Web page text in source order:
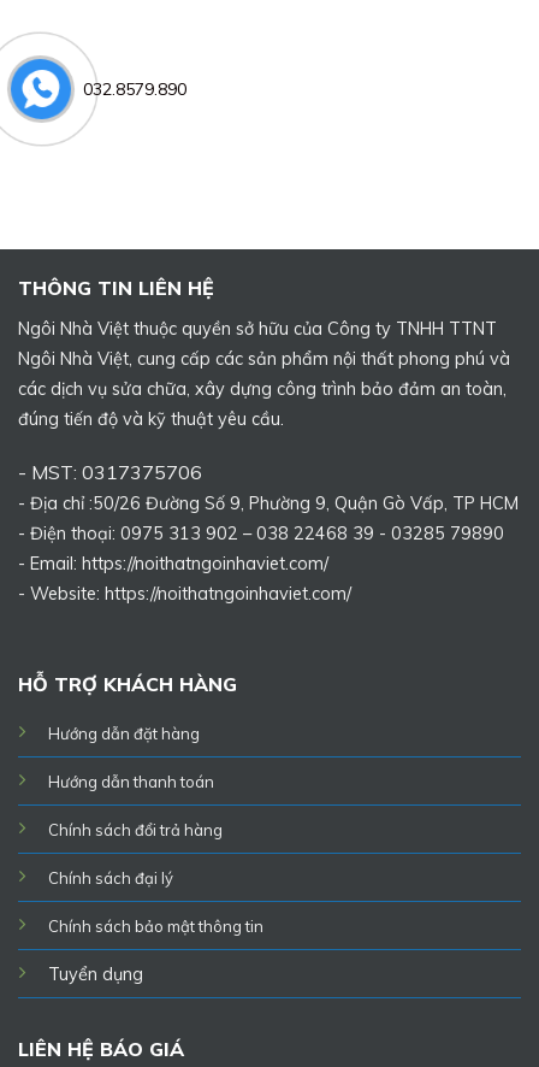
THÔNG TIN LIÊN HỆ
Ngôi Nhà Việt thuộc quyền sở hữu của Công ty TNHH TTNT
Ngôi Nhà Việt, cung cấp các sản phẩm nội thất phong phú và
các dịch vụ sửa chữa, xây dựng công trình bảo đảm an toàn,
đúng tiến độ và kỹ thuật yêu cầu.
- MST: 0317375706
- Địa chỉ :50/26 Đường Số 9, Phường 9, Quận Gò Vấp, TP HCM
- Điện thoại: 0975 313 902 – 038 22468 39 - 03285 79890
- Email: https://noithatngoinhaviet.com/
- Website: https://noithatngoinhaviet.com/
HỖ TRỢ KHÁCH HÀNG
Hướng dẫn đặt hàng
Hướng dẫn thanh toán
Chính sách đổi trả hàng
Chính sách đại lý
Chính sách bảo mật thông tin
Tuyển dụng
LIÊN HỆ BÁO GIÁ
032.8579.890